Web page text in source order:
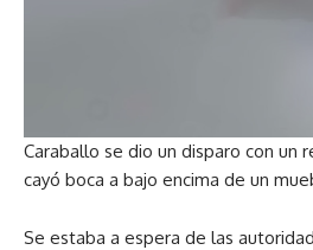
Caraballo se dio un disparo con un
cayó boca a bajo encima de un
Se estaba a espera de las